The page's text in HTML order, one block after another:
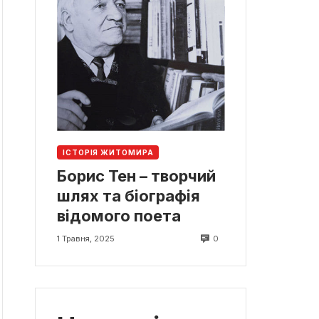
ІСТОРІЯ ЖИТОМИРА
Борис Тен – творчий
шлях та біографія
відомого поета
1 Травня, 2025 0